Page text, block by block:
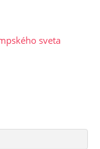
sveta